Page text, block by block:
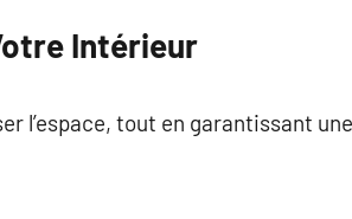
Intérieur
l’espace, tout en garantissant